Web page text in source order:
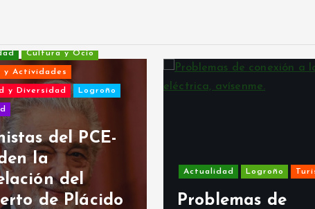
Cultura y Ocio
Logroño
del PCE-
la
del
de Plácido
Actualidad Logroño Turismo
Problemas de